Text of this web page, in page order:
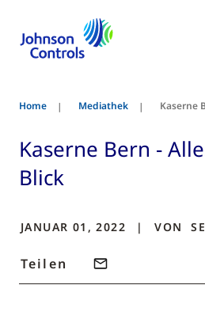
Home Mediathek Kaserne
Kaserne Bern -
Blick
JANUAR 01, 2022 VON
Teilen